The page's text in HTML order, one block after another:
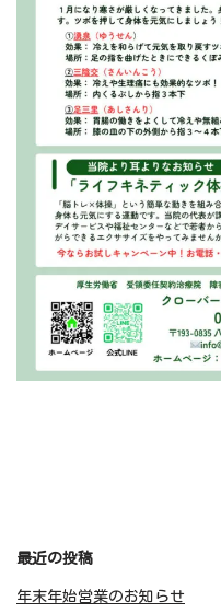
最近の投稿
年末年始営業のお知らせ